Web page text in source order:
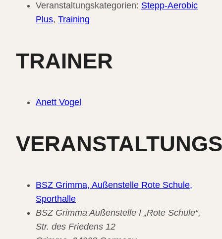
Veranstaltungskategorien: Stepp-Aerobic
Plus, Training
TRAINER
Anett Vogel
BSZ Grimma, Außenstelle Rote Schule,
Sporthalle
BSZ Grimma Außenstelle I „Rote Schule“,
Str. des Friedens 12